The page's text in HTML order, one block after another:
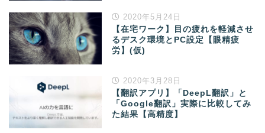
2020年5月24日
【在宅ワーク】目の疲れを軽減させ
るデスク環境とPC設定【眼精疲
労】(仮)
2020年3月28日
【翻訳アプリ】「DeepL翻訳」と
「Google翻訳」実際に比較してみ
た結果【高精度】